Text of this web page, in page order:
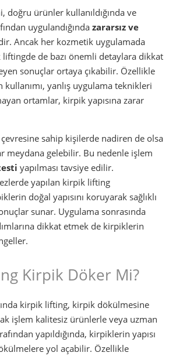
doğru ürünler kullanıldığında ve
uygulandığında zararsız ve
Ancak her kozmetik uygulamada
de bazı önemli detaylara dikkat
sonuçlar ortaya çıkabilir. Özellikle
yanlış uygulama teknikleri
ortamlar, kirpik yapısına zarar
çevresine sahip kişilerde nadiren de olsa
meydana gelebilir. Bu nedenle işlem
yapılması tavsiye edilir.
yapılan kirpik lifting
doğal yapısını koruyarak sağlıklı
sunar. Uygulama sonrasında
dikkat etmek de kirpiklerin
Kirpik Döker Mi?
kirpik lifting, kirpik dökülmesine
işlem kalitesiz ürünlerle veya uzman
yapıldığında, kirpiklerin yapısı
yol açabilir. Özellikle